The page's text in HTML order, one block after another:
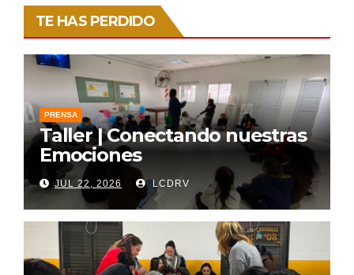
TE HAS PERDIDO
PRENSA
Taller | Conectando nuestras
Emociones
JUL 22, 2026 LCDRV